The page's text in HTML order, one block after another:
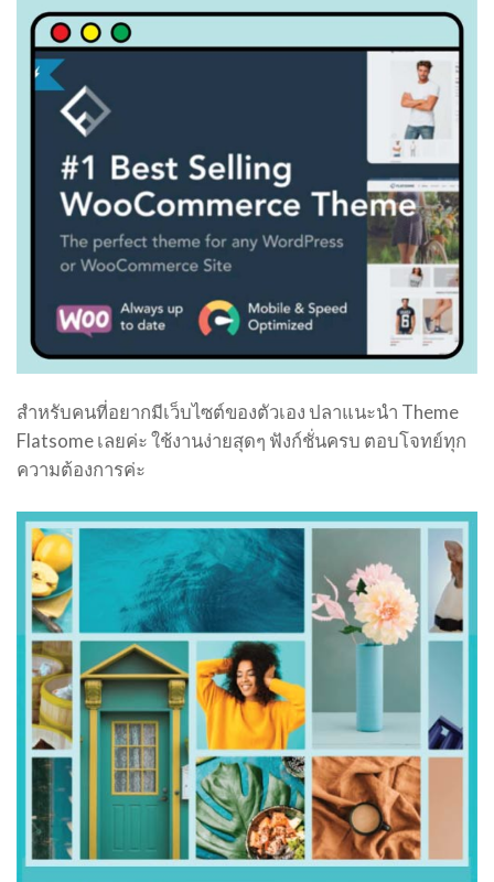
สำหรับคนที่อยากมีเว็บไซต์ของตัวเอง ปลาแนะนำ Theme
Flatsome เลยค่ะ ใช้งานง่ายสุดๆ ฟังก์ชั่นครบ ตอบโจทย์ทุก
ความต้องการค่ะ